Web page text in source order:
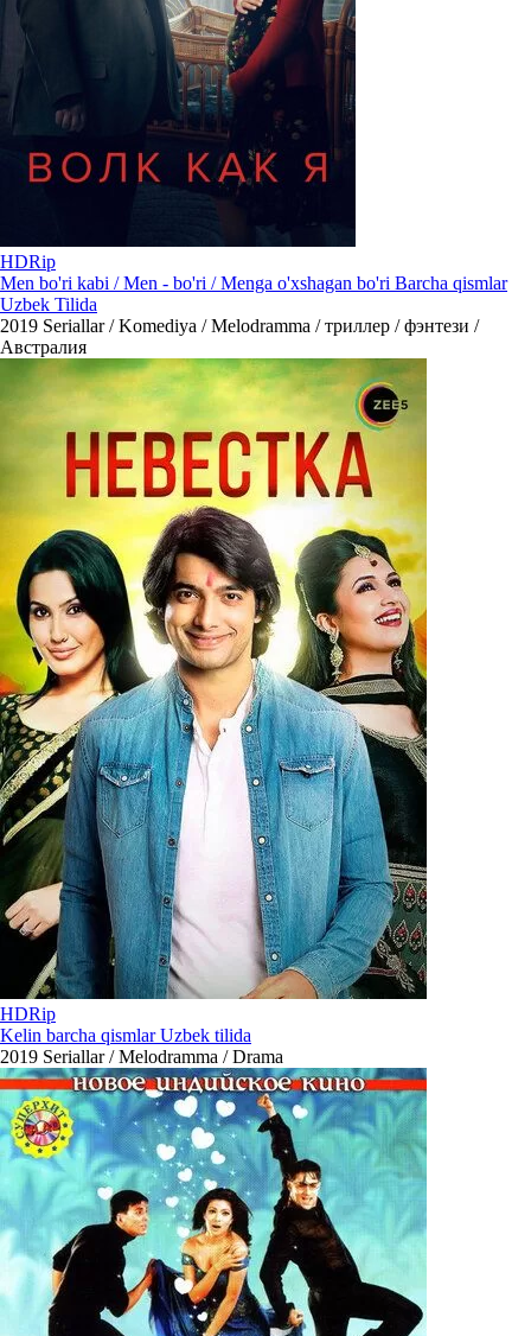
HDRip
Men bo'ri kabi / Men - bo'ri / Menga o'xshagan bo'ri Barcha qismlar
Uzbek Tilida
2019 Seriallar / Komediya / Melodramma / триллер / фэнтези /
Австралия
HDRip
Kelin barcha qismlar Uzbek tilida
2019 Seriallar / Melodramma / Drama